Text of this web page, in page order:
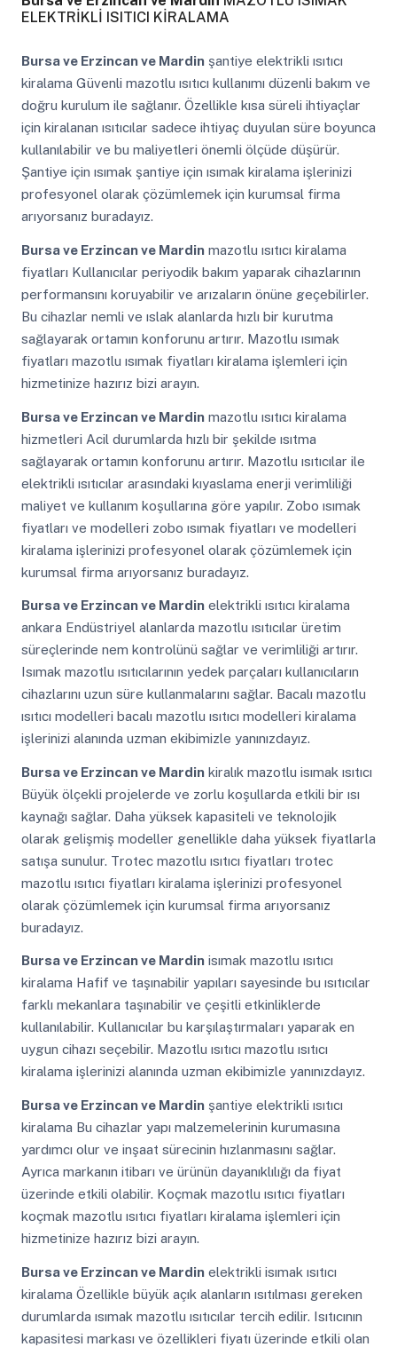
ELEKTRİKLİ ISITICI KİRALAMA
Bursa ve Erzincan ve Mardinşantiye elektrikli ısıtıcı
kiralama Güvenli mazotlu ısıtıcı kullanımı düzenli bakım ve
doğru kurulum ile sağlanır. Özellikle kısa süreli ihtiyaçlar
için kiralanan ısıtıcılar sadece ihtiyaç duyulan süre boyunca
kullanılabilir ve bu maliyetleri önemli ölçüde düşürür.
Şantiye için ısımak şantiye için ısımak kiralama işlerinizi
profesyonel olarak çözümlemek için kurumsal firma
arıyorsanız buradayız.
Bursa ve Erzincan ve Mardinmazotlu ısıtıcı kiralama
fiyatları Kullanıcılar periyodik bakım yaparak cihazlarının
performansını koruyabilir ve arızaların önüne geçebilirler.
Bu cihazlar nemli ve ıslak alanlarda hızlı bir kurutma
sağlayarak ortamın konforunu artırır. Mazotlu ısımak
fiyatları mazotlu ısımak fiyatları kiralama işlemleri için
hizmetinize hazırız bizi arayın.
Bursa ve Erzincan ve Mardinmazotlu ısıtıcı kiralama
hizmetleri Acil durumlarda hızlı bir şekilde ısıtma
sağlayarak ortamın konforunu artırır. Mazotlu ısıtıcılar ile
elektrikli ısıtıcılar arasındaki kıyaslama enerji verimliliği
maliyet ve kullanım koşullarına göre yapılır. Zobo ısımak
fiyatları ve modelleri zobo ısımak fiyatları ve modelleri
kiralama işlerinizi profesyonel olarak çözümlemek için
kurumsal firma arıyorsanız buradayız.
Bursa ve Erzincan ve Mardinelektrikli ısıtıcı kiralama
ankara Endüstriyel alanlarda mazotlu ısıtıcılar üretim
süreçlerinde nem kontrolünü sağlar ve verimliliği artırır.
Isımak mazotlu ısıtıcılarının yedek parçaları kullanıcıların
cihazlarını uzun süre kullanmalarını sağlar. Bacalı mazotlu
ısıtıcı modelleri bacalı mazotlu ısıtıcı modelleri kiralama
işlerinizi alanında uzman ekibimizle yanınızdayız.
Bursa ve Erzincan ve Mardinkiralık mazotlu isımak ısıtıcı
Büyük ölçekli projelerde ve zorlu koşullarda etkili bir ısı
kaynağı sağlar. Daha yüksek kapasiteli ve teknolojik
olarak gelişmiş modeller genellikle daha yüksek fiyatlarla
satışa sunulur. Trotec mazotlu ısıtıcı fiyatları trotec
mazotlu ısıtıcı fiyatları kiralama işlerinizi profesyonel
olarak çözümlemek için kurumsal firma arıyorsanız
buradayız.
Bursa ve Erzincan ve Mardinisımak mazotlu ısıtıcı
kiralama Hafif ve taşınabilir yapıları sayesinde bu ısıtıcılar
farklı mekanlara taşınabilir ve çeşitli etkinliklerde
kullanılabilir. Kullanıcılar bu karşılaştırmaları yaparak en
uygun cihazı seçebilir. Mazotlu ısıtıcı mazotlu ısıtıcı
kiralama işlerinizi alanında uzman ekibimizle yanınızdayız.
Bursa ve Erzincan ve Mardinşantiye elektrikli ısıtıcı
kiralama Bu cihazlar yapı malzemelerinin kurumasına
yardımcı olur ve inşaat sürecinin hızlanmasını sağlar.
Ayrıca markanın itibarı ve ürünün dayanıklılığı da fiyat
üzerinde etkili olabilir. Koçmak mazotlu ısıtıcı fiyatları
koçmak mazotlu ısıtıcı fiyatları kiralama işlemleri için
hizmetinize hazırız bizi arayın.
Bursa ve Erzincan ve Mardinelektrikli isımak ısıtıcı
kiralama Özellikle büyük açık alanların ısıtılması gereken
durumlarda ısımak mazotlu ısıtıcılar tercih edilir. Isıtıcının
kapasitesi markası ve özellikleri fiyatı üzerinde etkili olan